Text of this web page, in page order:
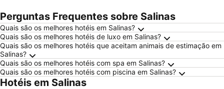
Perguntas Frequentes sobre Salinas
Quais são os melhores hotéis em Salinas?
Quais são os melhores hotéis de luxo em Salinas?
Quais são os melhores hotéis que aceitam animais de estimação em
Salinas?
Quais são os melhores hotéis com spa em Salinas?
Quais são os melhores hotéis com piscina em Salinas?
Hotéis em Salinas